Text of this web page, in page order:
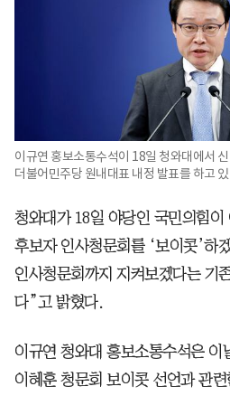
이규연 홍보소통수석이 18일 청와대에서
더불어민주당 원내대표 내정 발표를 하고
청와대가 18일 야당인 국민의힘이
후보자 인사청문회를 ‘보이콧’하
인사청문회까지 지켜보겠다는 기
다”고 밝혔다.
이규연 청와대 홍보소통수석은 이
이혜훈 청문회 보이콧 선언과 관